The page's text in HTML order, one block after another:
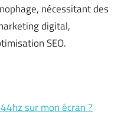
nécessitant des
digital,
SEO.
sur mon écran ?